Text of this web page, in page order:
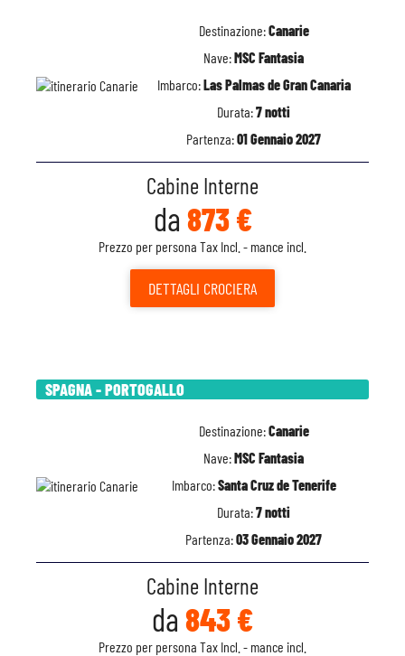
Destinazione:Canarie
Nave:MSC Fantasia
Imbarco:Las Palmas de Gran Canaria
Durata:7 notti
Partenza:01 Gennaio 2027
Cabine Interne
da 873 €
Prezzo per persona Tax Incl. - mance incl.
DETTAGLI CROCIERA
SPAGNA - PORTOGALLO
Destinazione:Canarie
Nave:MSC Fantasia
Imbarco:Santa Cruz de Tenerife
Durata:7 notti
Partenza:03 Gennaio 2027
Cabine Interne
da 843 €
Prezzo per persona Tax Incl. - mance incl.